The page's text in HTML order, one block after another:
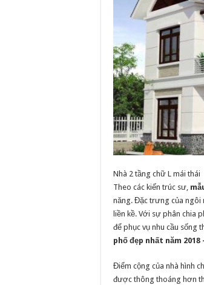
Nhà 2 tầng chữ L mái thái
Theo các kiến trúc sư,
năng. Đặc trưng của ngôi
liền kề. Với sự phân chia
để phục vụ nhu cầu sống
phố đẹp nhất năm 2018
Điểm cộng của nhà hình
được thông thoáng hơn